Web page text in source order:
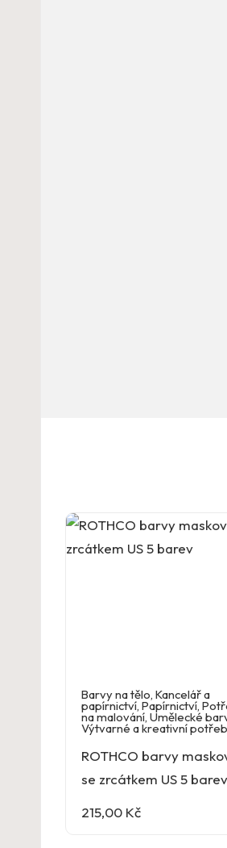
Barvy na tělo, Kancelář a
papírnictví, Papírnictví,
na malování, Umělecké
Výtvarné a kreativní
ROTHCO barvy
se zrcátkem US 5 barev
215,00 Kč